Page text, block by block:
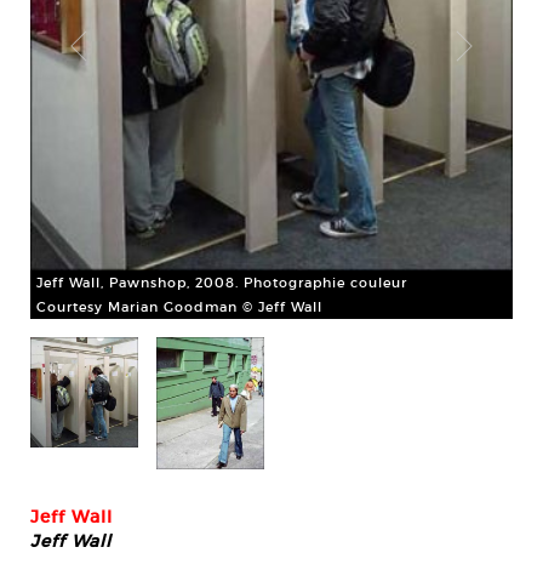
Jeff Wall, Pawnshop, 2008. Photographie couleur
Courtesy Marian Goodman © Jeff Wall
Jeff Wall
Jeff Wall